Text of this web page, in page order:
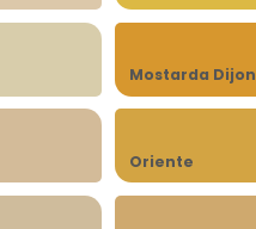
Mostarda Dijon
Oriente